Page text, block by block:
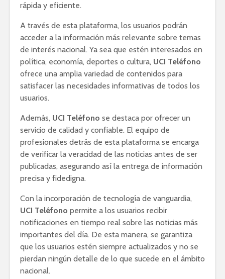
rápida y eficiente.
A través de esta plataforma, los usuarios podrán
acceder a la información más relevante sobre temas
de interés nacional. Ya sea que estén interesados en
política, economía, deportes o cultura, UCI Teléfono
ofrece una amplia variedad de contenidos para
satisfacer las necesidades informativas de todos los
usuarios.
Además, UCI Teléfono se destaca por ofrecer un
servicio de calidad y confiable. El equipo de
profesionales detrás de esta plataforma se encarga
de verificar la veracidad de las noticias antes de ser
publicadas, asegurando así la entrega de información
precisa y fidedigna.
Con la incorporación de tecnología de vanguardia,
UCI Teléfono permite a los usuarios recibir
notificaciones en tiempo real sobre las noticias más
importantes del día. De esta manera, se garantiza
que los usuarios estén siempre actualizados y no se
pierdan ningún detalle de lo que sucede en el ámbito
nacional.